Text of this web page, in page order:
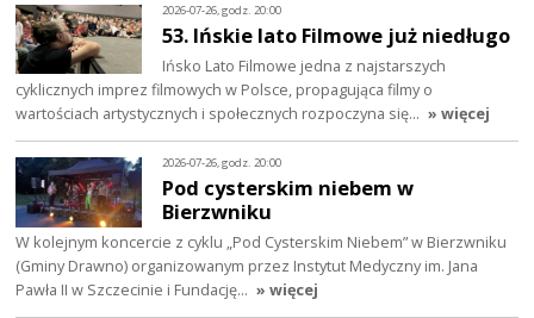
2026-07-26, godz. 20:00
53. Ińskie lato Filmowe już niedługo
Ińsko Lato Filmowe jedna z najstarszych
cyklicznych imprez filmowych w Polsce, propagująca filmy o
wartościach artystycznych i społecznych rozpoczyna się… » więcej
2026-07-26, godz. 20:00
Pod cysterskim niebem w
Bierzwniku
W kolejnym koncercie z cyklu „Pod Cysterskim Niebem” w Bierzwniku
(Gminy Drawno) organizowanym przez Instytut Medyczny im. Jana
Pawła II w Szczecinie i Fundację… » więcej